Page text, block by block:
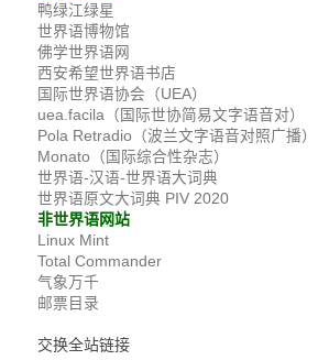
鸭绿江绿星
世界语博物馆
佛学世界语网
西安希望世界语书店
国际世界语协会（UEA）
uea.facila（国际世协简易文字语音对）
Pola Retradio（波兰文字语音对照广播）
Monato（国际综合性杂志）
世界语-汉语-世界语大词典
世界语原文大词典 PIV 2020
非世界语网站
Linux Mint
Total Commander
气象万千
邮票目录
交换全站链接